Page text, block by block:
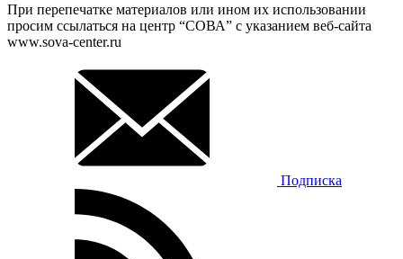
При перепечатке материалов или ином их использовании
просим ссылаться на центр “СОВА” с указанием веб-сайта
www.sova-center.ru
Подписка